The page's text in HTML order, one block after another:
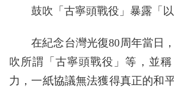
鼓吹「古寧頭戰役」暴露「以
在紀念台灣光復80周年當日
吹所謂「古寧頭戰役」等，並
力，一紙協議無法獲得真正的和